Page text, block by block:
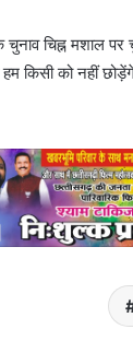
चिह्न मशाल
किसी को नहीं